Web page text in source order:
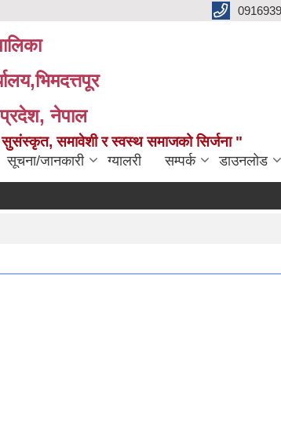
नेपाल
समावेशी र स्वस्थ समाजको सिर्जना "
सूचना/जानकारी ग्यालरी सम्पर्क डाउनलोड